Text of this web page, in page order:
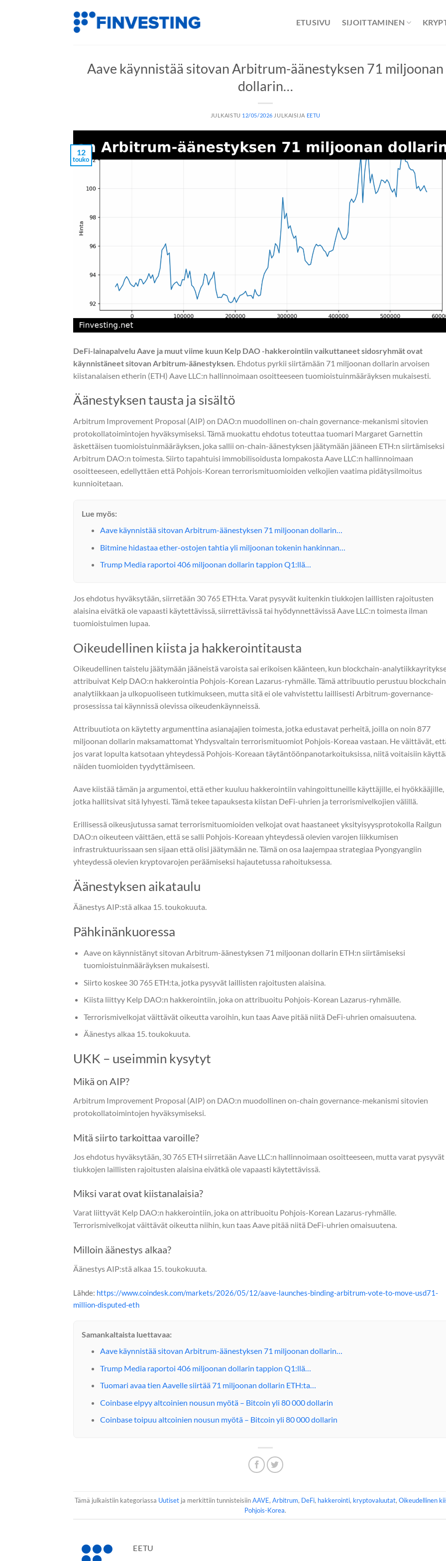
ETUSIVU SIJOITTAMINEN
Aave käynnistää sitovan Arbitrum-äänestyksen 71 miljoonan
dollarin…
JULKAISTU 12/05/2026 JULKAISIJA EETU
12
touko
DeFi-lainapalvelu Aave ja muut viime kuun Kelp DAO -hakkerointiin vaikuttaneet sidosryhmät ovat
käynnistäneet sitovan Arbitrum-äänestyksen. Ehdotus pyrkii siirtämään 71 miljoonan dollarin arvoisen
kiistanalaisen etherin (ETH) Aave LLC:n hallinnoimaan osoitteeseen tuomioistuinmääräyksen mukaisesti.
Äänestyksen tausta ja sisältö
Arbitrum Improvement Proposal (AIP) on DAO:n muodollinen on-chain governance-mekanismi sitovien
protokollatoimintojen hyväksymiseksi. Tämä muokattu ehdotus toteuttaa tuomari Margaret Garnettin
äskettäisen tuomioistuinmääräyksen, joka sallii on-chain-äänestyksen jäätymään jääneen ETH:n siirtämiseksi
Arbitrum DAO:n toimesta. Siirto tapahtuisi immobilisoidusta lompakosta Aave LLC:n hallinnoimaan
osoitteeseen, edellyttäen että Pohjois-Korean terrorismituomioiden velkojien vaatima pidätysilmoitus
kunnioitetaan.
Lue myös:
Aave käynnistää sitovan Arbitrum-äänestyksen 71 miljoonan dollarin…
Bitmine hidastaa ether-ostojen tahtia yli miljoonan tokenin hankinnan…
Trump Media raportoi 406 miljoonan dollarin tappion Q1:llä…
Jos ehdotus hyväksytään, siirretään 30 765 ETH:ta. Varat pysyvät kuitenkin tiukkojen laillisten rajoitusten
alaisina eivätkä ole vapaasti käytettävissä, siirrettävissä tai hyödynnettävissä Aave LLC:n toimesta ilman
tuomioistuimen lupaa.
Oikeudellinen kiista ja hakkerointitausta
Oikeudellinen taistelu jäätymään jääneistä varoista sai erikoisen käänteen, kun blockchain-
attribuivat Kelp DAO:n hakkerointia Pohjois-Korean Lazarus-ryhmälle. Tämä attribuutio perustuu
analytiikkaan ja ulkopuoliseen tutkimukseen, mutta sitä ei ole vahvistettu laillisesti Arbitrum-governance-
prosessissa tai käynnissä olevissa oikeudenkäynneissä.
Attribuutiota on käytetty argumenttina asianajajien toimesta, jotka edustavat perheitä, joilla on noin 877
miljoonan dollarin maksamattomat Yhdysvaltain terrorismituomiot Pohjois-Koreaa vastaan. He väittävät,
jos varat lopulta katsotaan yhteydessä Pohjois-Koreaan täytäntöönpanotarkoituksissa, niitä voitaisiin
näiden tuomioiden tyydyttämiseen.
Aave kiistää tämän ja argumentoi, että ether kuuluu hakkerointiin vahingoittuneille käyttäjille, ei hyökkääjille,
jotka hallitsivat sitä lyhyesti. Tämä tekee tapauksesta kiistan DeFi-uhrien ja terrorismivelkojien välillä.
Erillisessä oikeusjutussa samat terrorismituomioiden velkojat ovat haastaneet yksityisyysprotokolla Railgun
DAO:n oikeuteen väittäen, että se salli Pohjois-Koreaan yhteydessä olevien varojen liikkumisen
infrastruktuurissaan sen sijaan että olisi jäätymään ne. Tämä on osa laajempaa strategiaa Pyongyangiin
yhteydessä olevien kryptovarojen peräämiseksi hajautetussa rahoituksessa.
Äänestyksen aikataulu
Äänestys AIP:stä alkaa 15. toukokuuta.
Pähkinänkuoressa
Aave on käynnistänyt sitovan Arbitrum-äänestyksen 71 miljoonan dollarin ETH:n siirtämiseksi
tuomioistuinmääräyksen mukaisesti.
Siirto koskee 30 765 ETH:ta, jotka pysyvät laillisten rajoitusten alaisina.
Kiista liittyy Kelp DAO:n hakkerointiin, joka on attribuoitu Pohjois-Korean Lazarus-ryhmälle.
Terrorismivelkojat väittävät oikeutta varoihin, kun taas Aave pitää niitä DeFi-uhrien omaisuutena.
Äänestys alkaa 15. toukokuuta.
UKK – useimmin kysytyt
Mikä on AIP?
Arbitrum Improvement Proposal (AIP) on DAO:n muodollinen on-chain governance-mekanismi sitovien
protokollatoimintojen hyväksymiseksi.
Mitä siirto tarkoittaa varoille?
Jos ehdotus hyväksytään, 30 765 ETH siirretään Aave LLC:n hallinnoimaan osoitteeseen, mutta varat pysyvät
tiukkojen laillisten rajoitusten alaisina eivätkä ole vapaasti käytettävissä.
Miksi varat ovat kiistanalaisia?
Varat liittyvät Kelp DAO:n hakkerointiin, joka on attribuoitu Pohjois-Korean Lazarus-ryhmälle.
Terrorismivelkojat väittävät oikeutta niihin, kun taas Aave pitää niitä DeFi-uhrien omaisuutena.
Milloin äänestys alkaa?
Äänestys AIP:stä alkaa 15. toukokuuta.
Lähde: https://www.coindesk.com/markets/2026/05/12/aave-launches-binding-arbitrum-vote-to-move-usd71-
million-disputed-eth
Samankaltaista luettavaa:
Aave käynnistää sitovan Arbitrum-äänestyksen 71 miljoonan dollarin…
Trump Media raportoi 406 miljoonan dollarin tappion Q1:llä…
Tuomari avaa tien Aavelle siirtää 71 miljoonan dollarin ETH:ta…
Coinbase elpyy altcoinien nousun myötä – Bitcoin yli 80 000 dollarin
Coinbase toipuu altcoinien nousun myötä – Bitcoin yli 80 000 dollarin
Tämä julkaistiin kategoriassa Uutiset ja merkittiin tunnisteisiinAAVE,Arbitrum, DeFi, hakkerointi, kryptovaluutat,Oikeudellinen
Pohjois-Korea.
EETU